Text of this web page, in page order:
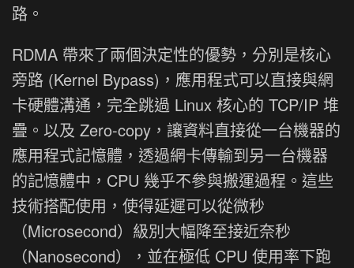
路。
RDMA 帶來了兩個決定性的優勢，分別是核心
旁路 (Kernel Bypass)，應用程式可以直接與網
卡硬體溝通，完全跳過 Linux 核心的 TCP/IP 堆
疊。以及 Zero-copy，讓資料直接從一台機器的
應用程式記憶體，透過網卡傳輸到另一台機器
的記憶體中，CPU 幾乎不參與搬運過程。這些
技術搭配使用，使得延遲可以從微秒
（Microsecond）級別大幅降至接近奈秒
（Nanosecond），並在極低 CPU 使用率下跑